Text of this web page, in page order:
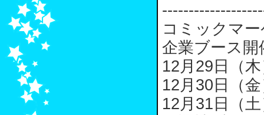
コミックマ
企業ブース開
12月29日（
12月30日（
12月31日（